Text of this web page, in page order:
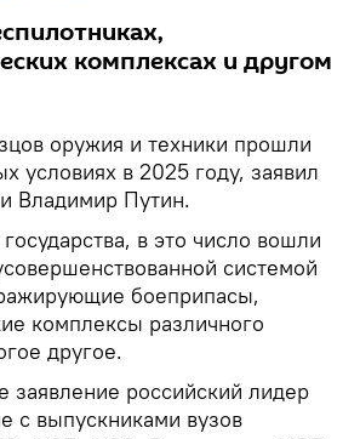
комплексах и другом
оружия и техники прошли
условиях в 2025 году, заявил
Владимир Путин.
в это число вошли
системой
боеприпасы,
комплексы различного
другое.
заявление российский лидер
с выпускниками вузов